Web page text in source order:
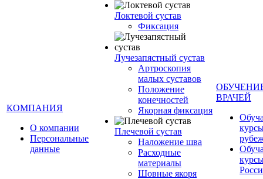
КОМПАНИЯ
О компании
Персональные
данные
Локтевой сустав
Фиксация
Лучезапястный сустав
Артроскопия
малых суставов
Положение
конечностей
Якорная фиксация
Плечевой сустав
Наложение шва
Расходные
материалы
Шовные якоря
ВРАЧЕЙ